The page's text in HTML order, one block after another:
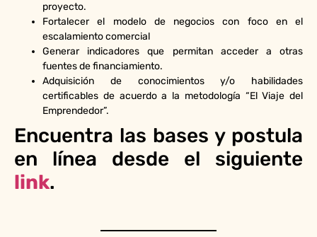
proyecto.
Fortalecer el modelo de negocios con foco en el
escalamiento comercial
Generar indicadores que permitan acceder a otras
fuentes de financiamiento.
Adquisición de conocimientos y/o habilidades
certificables de acuerdo a la metodología “El Viaje del
Emprendedor”.
Encuentra las bases y postula
en línea desde el siguiente
link.